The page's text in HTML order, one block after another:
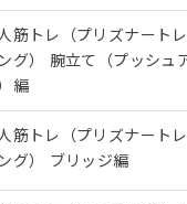
筋トレ（プリズナート
グ） 腕立て（プッシュ
編
筋トレ（プリズナート
グ） ブリッジ編